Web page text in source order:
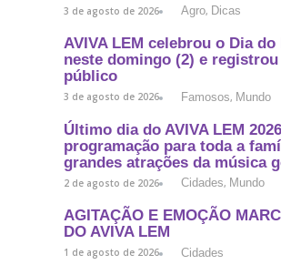
3 de agosto de 2026 Agro, Dicas
AVIVA LEM celebrou o Dia
neste domingo (2) e
público
3 de agosto de 2026 Famosos, Mundo
Último dia do AVIVA LEM
programação para toda a
grandes atrações da música
2 de agosto de 2026 Cidades, Mundo
AGITAÇÃO E EMOÇÃO
DO AVIVA LEM
1 de agosto de 2026 Cidades